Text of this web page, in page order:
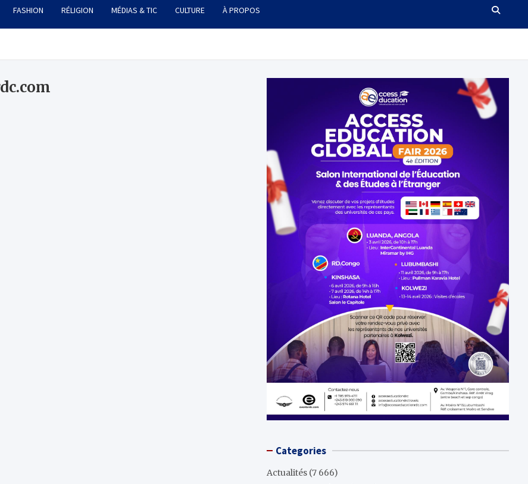
FASHION RÉLIGION MÉDIAS & TIC CULTURE À PROPOS
Categories
Actualités (7 666)